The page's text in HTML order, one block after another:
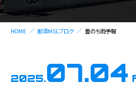
HOME 那須MSLブログ 曇のち雨予報
2025.07.04